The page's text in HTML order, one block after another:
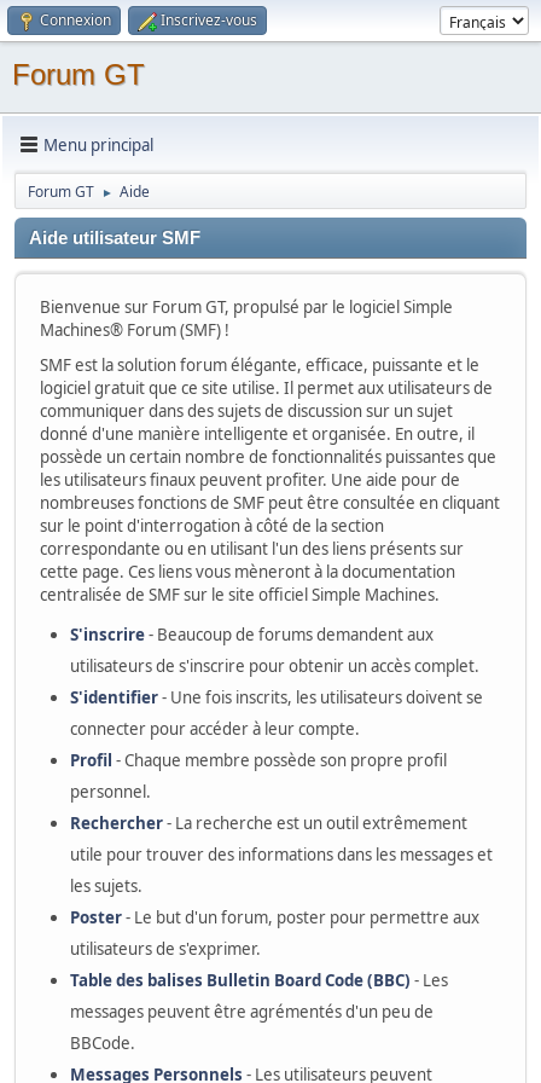
Connexion Inscrivez-vous
Forum GT
Menu principal
Forum GT ► Aide
Aide utilisateur SMF
Bienvenue sur Forum GT, propulsé par le logiciel Simple
Machines® Forum (SMF) !
SMF est la solution forum élégante, efficace, puissante et le
logiciel gratuit que ce site utilise. Il permet aux utilisateurs de
communiquer dans des sujets de discussion sur un sujet
donné d'une manière intelligente et organisée. En outre, il
possède un certain nombre de fonctionnalités puissantes que
les utilisateurs finaux peuvent profiter. Une aide pour de
nombreuses fonctions de SMF peut être consultée en cliquant
sur le point d'interrogation à côté de la section
correspondante ou en utilisant l'un des liens présents sur
cette page. Ces liens vous mèneront à la documentation
centralisée de SMF sur le site officiel Simple Machines.
S'inscrire- Beaucoup de forums demandent aux
utilisateurs de s'inscrire pour obtenir un accès complet.
S'identifier- Une fois inscrits, les utilisateurs doivent se
connecter pour accéder à leur compte.
Profil - Chaque membre possède son propre profil
personnel.
Rechercher- La recherche est un outil extrêmement
utile pour trouver des informations dans les messages et
les sujets.
Poster- Le but d'un forum, poster pour permettre aux
utilisateurs de s'exprimer.
Table des balises Bulletin Board Code (BBC) - Les
messages peuvent être agrémentés d'un peu de
BBCode.
Messages Personnels - Les utilisateurs peuvent